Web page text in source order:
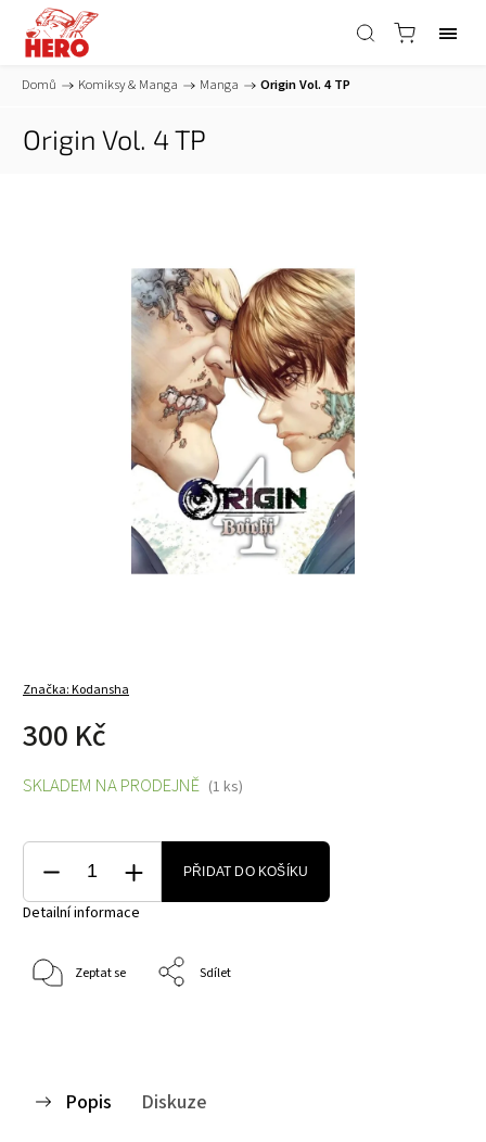
Domů / Komiksy & Manga / Manga / Origin Vol. 4 TP
Origin Vol. 4 TP
Značka:Kodansha
300 Kč
SKLADEM NA PRODEJNĚ (1 ks)
PŘIDAT DO KOŠÍKU
Detailní informace
Zeptat se Sdílet
Popis Diskuze